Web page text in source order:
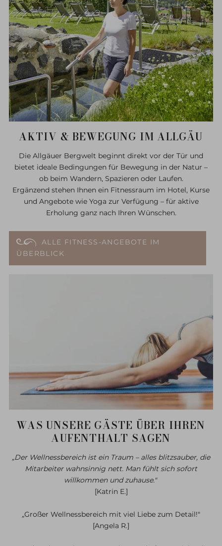
AKTIV & BEWEGUNG IM ALLGÄU
Die Allgäuer Bergwelt beginnt direkt vor der Tür und
bietet ideale Bedingungen für Bewegung in der Natur –
ob beim Wandern, Spazieren oder Laufen.
Ergänzend stehen Ihnen ein Fitnessraum im Hotel, Kurse
und Angebote wie Yoga zur Verfügung – für aktive
Erholung ganz nach Ihren Wünschen.
ALLE FITNESS-ANGEBOTE IM
ÜBERBLICK
WAS UNSERE GÄSTE ÜBER IHREN
AUFENTHALT SAGEN
„Der Wellnessbereich ist ein Traum – alles blitzsauber, die
Mitarbeiter wahnsinnig nett. Man fühlt sich sofort
willkommen und zuhause."
[Katrin E.]
„Großer Wellnessbereich mit viel Liebe zum Detail!"
[Angela R.]